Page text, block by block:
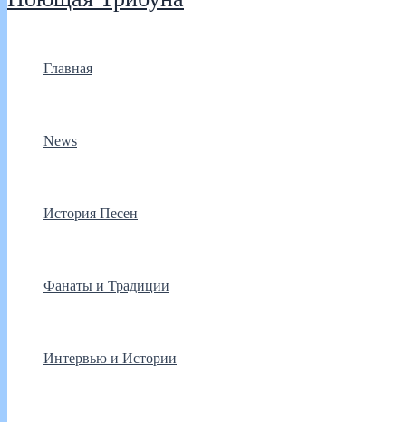
Главная
News
История Песен
Фанаты и Традиции
Интервью и Истории